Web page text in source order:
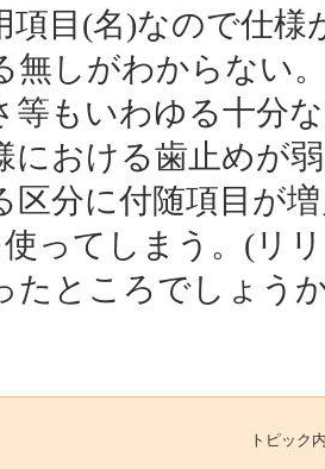
項目(名)なので仕
無しがわからない
等もいわゆる十分
における歯止めが
区分に付随項目が
ってしまう。(リ
たところでしょう
トピッ